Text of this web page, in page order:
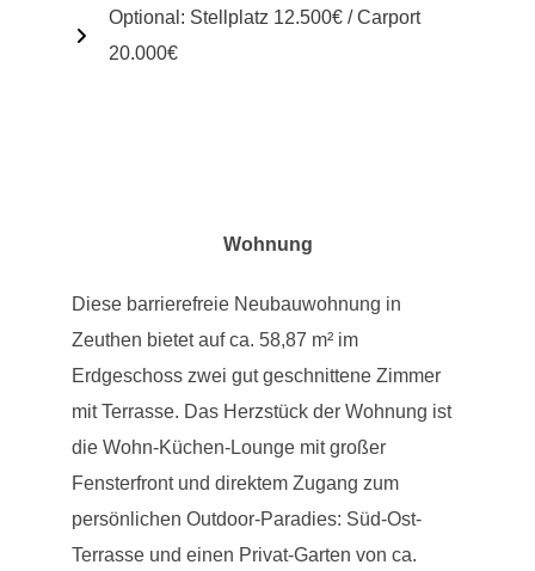
Optional: Stellplatz 12.500€ / Carport
20.000€
Wohnung
Diese barrierefreie Neubauwohnung in
Zeuthen bietet auf ca. 58,87 m² im
Erdgeschoss zwei gut geschnittene Zimmer
mit Terrasse. Das Herzstück der Wohnung ist
die Wohn-Küchen-Lounge mit großer
Fensterfront und direktem Zugang zum
persönlichen Outdoor-Paradies: Süd-Ost-
Terrasse und einen Privat-Garten von ca.